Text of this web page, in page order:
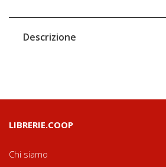
Descrizione
LIBRERIE.COOP
Chi siamo